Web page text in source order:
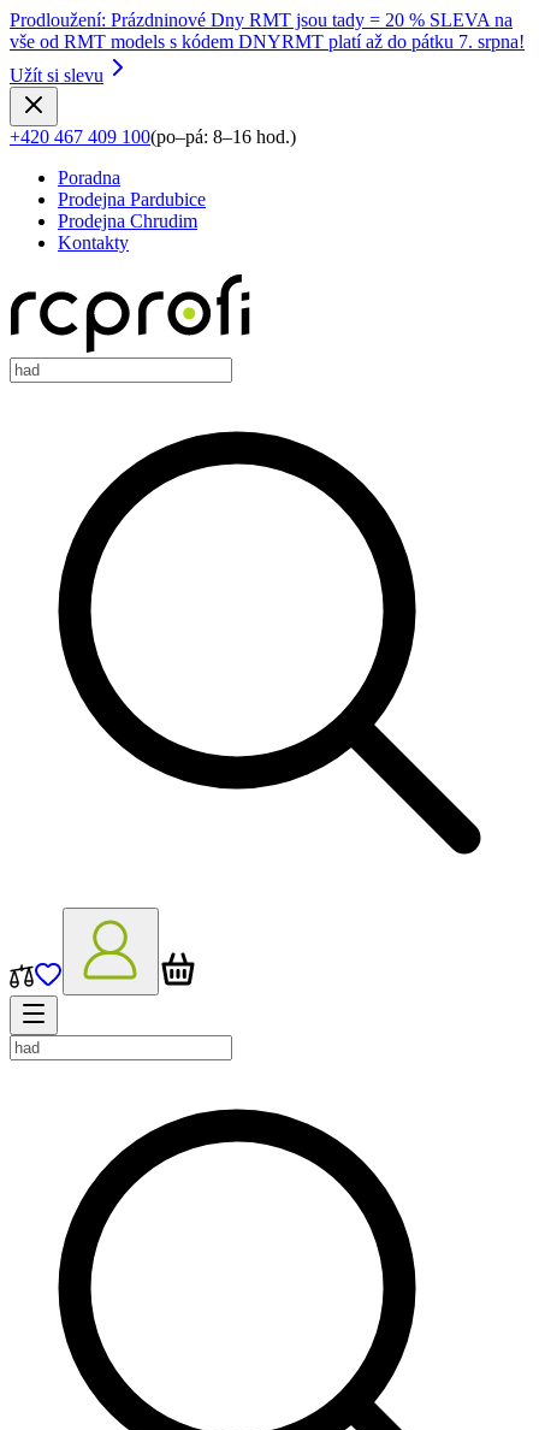
Prodloužení: Prázdninové Dny RMT jsou tady = 20 % SLEVA na
vše od RMT models s kódem DNYRMT platí až do pátku 7. srpna!
Užít si slevu
+420 467 409 100(po–pá: 8–16 hod.)
Poradna
Prodejna Pardubice
Prodejna Chrudim
Kontakty